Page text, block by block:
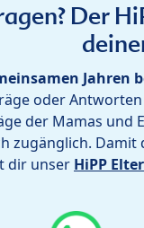
Der
Jahren
oder
der Mamas und
zugänglich.
dir unser HiPP